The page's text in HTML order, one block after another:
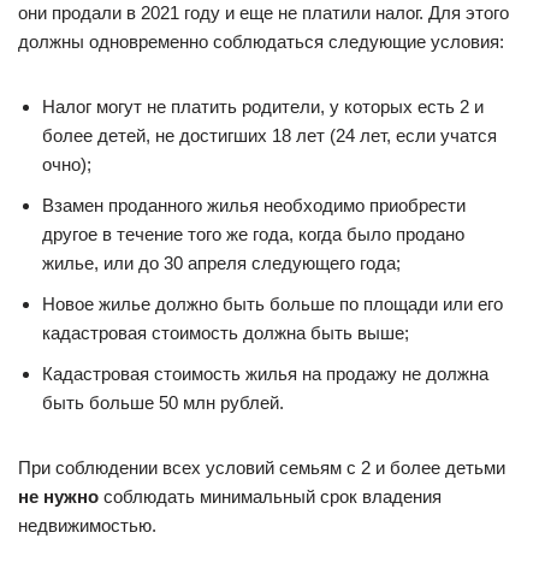
они продали в 2021 году и еще не платили налог. Для этого
должны одновременно соблюдаться следующие условия:
Налог могут не платить родители, у которых есть 2 и
более детей, не достигших 18 лет (24 лет, если учатся
очно);
Взамен проданного жилья необходимо приобрести
другое в течение того же года, когда было продано
жилье, или до 30 апреля следующего года;
Новое жилье должно быть больше по площади или его
кадастровая стоимость должна быть выше;
Кадастровая стоимость жилья на продажу не должна
быть больше 50 млн рублей.
При соблюдении всех условий семьям с 2 и более детьми
не нужно соблюдать минимальный срок владения
недвижимостью.